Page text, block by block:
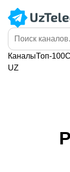
КаналыТоп-100
UZ